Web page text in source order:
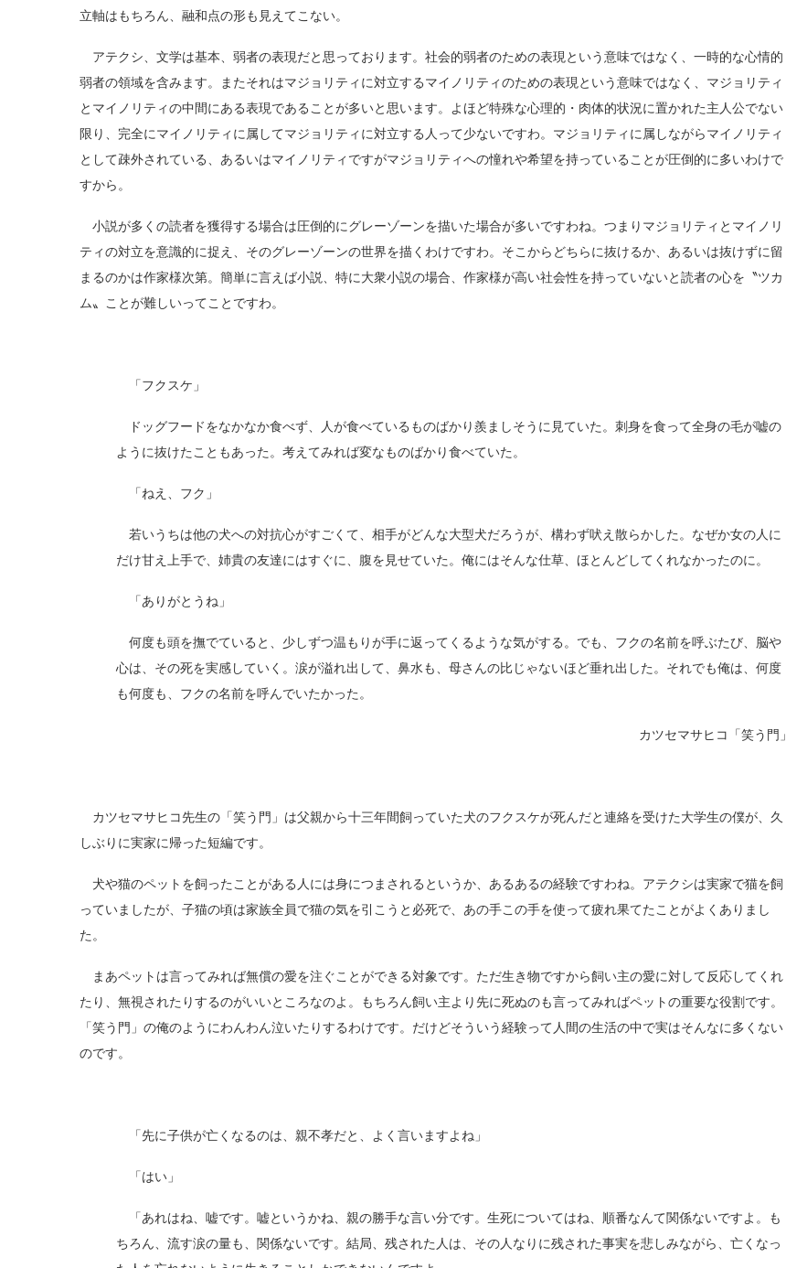
立軸はもちろん、融和点の形も見えてこない。
アテクシ、文学は基本、弱者の表現だと思っております。社会的弱者のための表現という意味ではなく、一時的な心情的
弱者の領域を含みます。またそれはマジョリティに対立するマイノリティのための表現という意味ではなく、マジョリティ
とマイノリティの中間にある表現であることが多いと思います。よほど特殊な心理的・肉体的状況に置かれた主人公でない
限り、完全にマイノリティに属してマジョリティに対立する人って少ないですわ。マジョリティに属しながらマイノリティ
として疎外されている、あるいはマイノリティですがマジョリティへの憧れや希望を持っていることが圧倒的に多いわけで
すから。
小説が多くの読者を獲得する場合は圧倒的にグレーゾーンを描いた場合が多いですわね。つまりマジョリティとマイノリ
ティの対立を意識的に捉え、そのグレーゾーンの世界を描くわけですわ。そこからどちらに抜けるか、あるいは抜けずに留
まるのかは作家様次第。簡単に言えば小説、特に大衆小説の場合、作家様が高い社会性を持っていないと読者の心を〝ツカ
ム〟ことが難しいってことですわ。
「フクスケ」
ドッグフードをなかなか食べず、人が食べているものばかり羨ましそうに見ていた。刺身を食って全身の毛が嘘の
ように抜けたこともあった。考えてみれば変なものばかり食べていた。
「ねえ、フク」
若いうちは他の犬への対抗心がすごくて、相手がどんな大型犬だろうが、構わず吠え散らかした。なぜか女の人に
だけ甘え上手で、姉貴の友達にはすぐに、腹を見せていた。俺にはそんな仕草、ほとんどしてくれなかったのに。
「ありがとうね」
何度も頭を撫でていると、少しずつ温もりが手に返ってくるような気がする。でも、フクの名前を呼ぶたび、脳や
心は、その死を実感していく。涙が溢れ出して、鼻水も、母さんの比じゃないほど垂れ出した。それでも俺は、何度
も何度も、フクの名前を呼んでいたかった。
カツセマサヒコ「笑う門」
カツセマサヒコ先生の「笑う門」は父親から十三年間飼っていた犬のフクスケが死んだと連絡を受けた大学生の僕が、久
しぶりに実家に帰った短編です。
犬や猫のペットを飼ったことがある人には身につまされるというか、あるあるの経験ですわね。アテクシは実家で猫を飼
っていましたが、子猫の頃は家族全員で猫の気を引こうと必死で、あの手この手を使って疲れ果てたことがよくありまし
た。
まあペットは言ってみれば無償の愛を注ぐことができる対象です。ただ生き物ですから飼い主の愛に対して反応してくれ
たり、無視されたりするのがいいところなのよ。もちろん飼い主より先に死ぬのも言ってみればペットの重要な役割です。
「笑う門」の俺のようにわんわん泣いたりするわけです。だけどそういう経験って人間の生活の中で実はそんなに多くない
のです。
「先に子供が亡くなるのは、親不孝だと、よく言いますよね」
「はい」
「あれはね、嘘です。嘘というかね、親の勝手な言い分です。生死についてはね、順番なんて関係ないですよ。も
ちろん、流す涙の量も、関係ないです。結局、残された人は、その人なりに残された事実を悲しみながら、亡くなっ